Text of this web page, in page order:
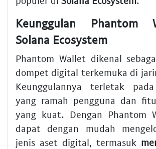
Keunggulan Phantom
Solana Ecosystem
Phantom Wallet dikenal
dompet digital terkemuka di
Keunggulannya terletak
yang ramah pengguna dan
yang kuat. Dengan Phantom
dapat dengan mudah
jenis aset digital, termasuk